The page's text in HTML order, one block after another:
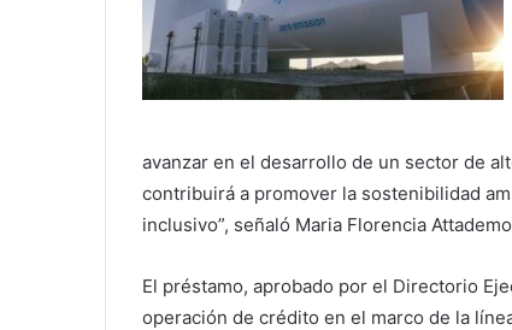
avanzar en el desarrollo de un sector de
contribuirá a promover la sostenibilidad
inclusivo”, señaló Maria Florencia
El préstamo, aprobado por el Directorio
operación de crédito en el marco de la